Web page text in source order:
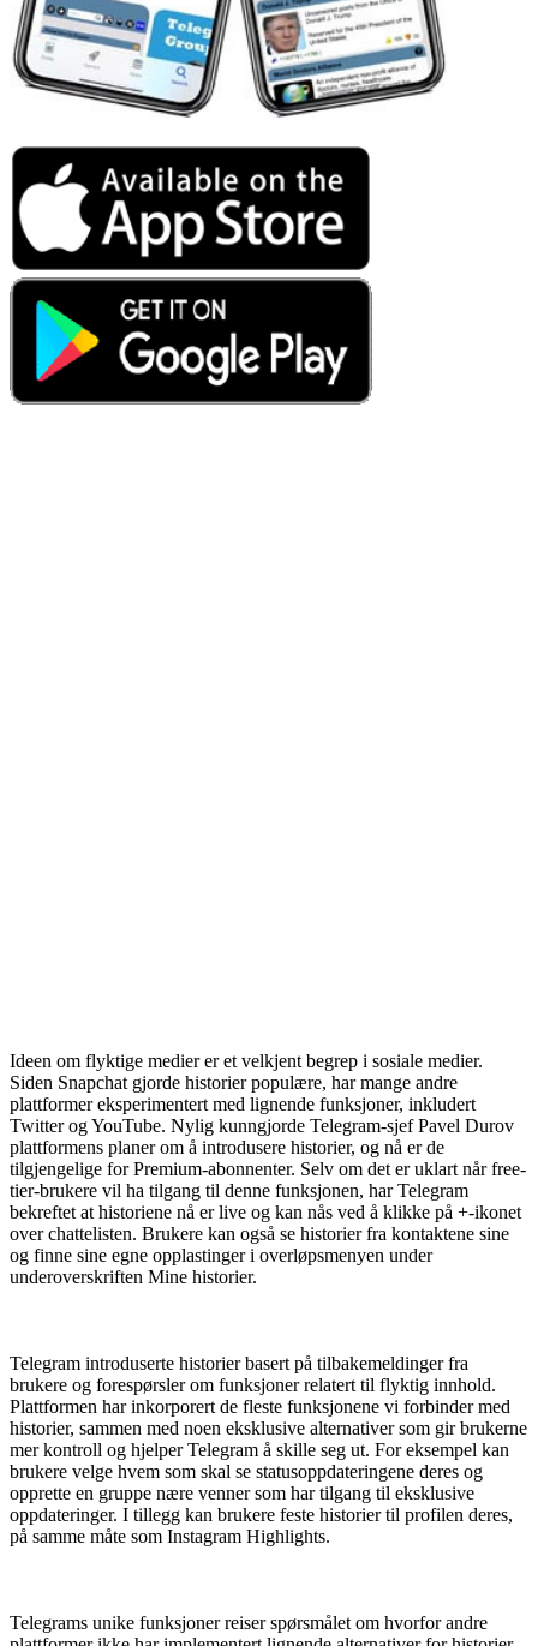
Ideen om flyktige medier er et velkjent begrep i sosiale medier.
Siden Snapchat gjorde historier populære, har mange andre
plattformer eksperimentert med lignende funksjoner, inkludert
Twitter og YouTube. Nylig kunngjorde Telegram-sjef Pavel Durov
plattformens planer om å introdusere historier, og nå er de
tilgjengelige for Premium-abonnenter. Selv om det er uklart når free-
tier-brukere vil ha tilgang til denne funksjonen, har Telegram
bekreftet at historiene nå er live og kan nås ved å klikke på +-ikonet
over chattelisten. Brukere kan også se historier fra kontaktene sine
og finne sine egne opplastinger i overløpsmenyen under
underoverskriften Mine historier.
Telegram introduserte historier basert på tilbakemeldinger fra
brukere og forespørsler om funksjoner relatert til flyktig innhold.
Plattformen har inkorporert de fleste funksjonene vi forbinder med
historier, sammen med noen eksklusive alternativer som gir brukerne
mer kontroll og hjelper Telegram å skille seg ut. For eksempel kan
brukere velge hvem som skal se statusoppdateringene deres og
opprette en gruppe nære venner som har tilgang til eksklusive
oppdateringer. I tillegg kan brukere feste historier til profilen deres,
på samme måte som Instagram Highlights.
Telegrams unike funksjoner reiser spørsmålet om hvorfor andre